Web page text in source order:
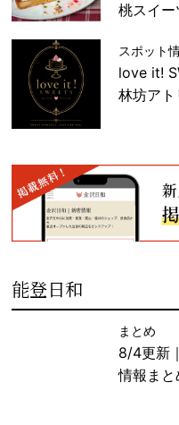
桃スイー
スポット
love it!
林坊ア
能登日和
まとめ
8/4更新
情報まと